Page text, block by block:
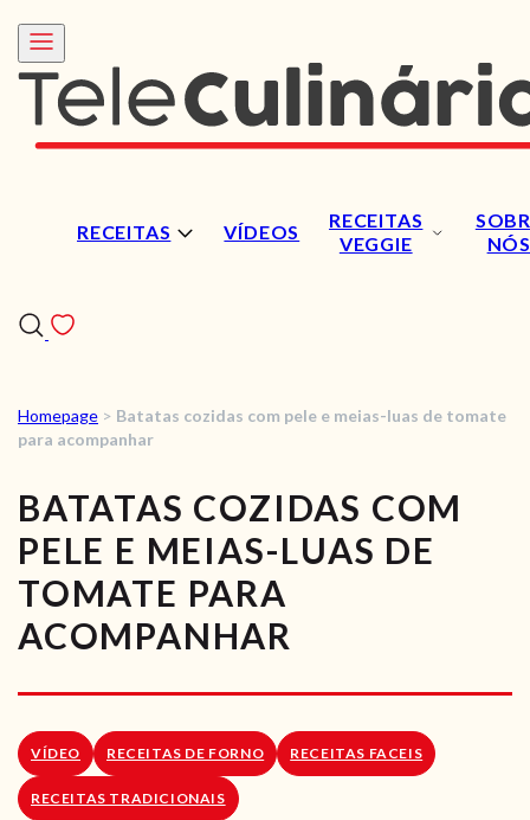
RECEITAS VÍDEOS
RECEITAS
VEGGIE
NÓS
RECEITAS
RECEITAS VEGGIE
SOBRE NÓS
Homepage > Batatas cozidas com pele e meias-luas de tomate
para acompanhar
BATATAS COZIDAS COM
PELE E MEIAS-LUAS DE
TOMATE PARA
ACOMPANHAR
VÍDEO RECEITAS DE FORNO RECEITAS FACEIS
RECEITAS TRADICIONAIS